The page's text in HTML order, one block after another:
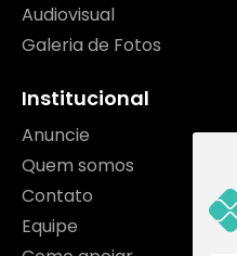
Audiovisual
Galeria de Fotos
Institucional
Anuncie
Quem somos
Contato
Equipe